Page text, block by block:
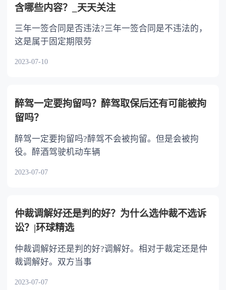
含哪些内容？_天天关注
三年一签合同是否违法?三年一签合同是不违法的，
这是属于固定期限劳
2023-07-10
醉驾一定要拘留吗？醉驾取保后还有可能被拘
留吗？
醉驾一定要拘留吗?醉驾不会被拘留。但是会被拘
役。醉酒驾驶机动车辆
2023-07-07
仲裁调解好还是判的好？为什么选仲裁不选诉
讼？|环球精选
仲裁调解好还是判的好?调解好。相对于裁定还是仲
裁调解好。双方当事
2023-07-07